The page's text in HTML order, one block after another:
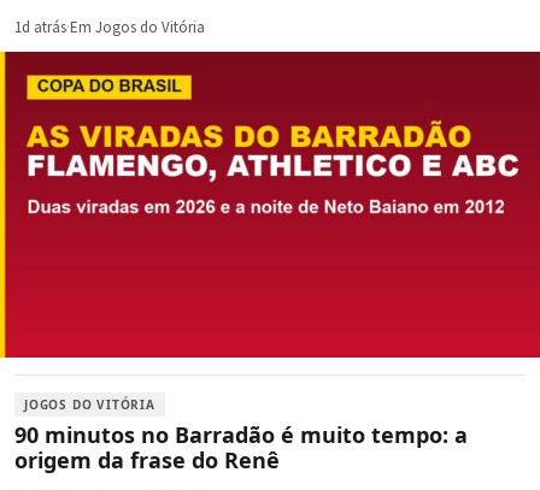
1d atrás·Em Jogos do Vitória
JOGOS DO VITÓRIA
90 minutos no Barradão é muito tempo: a
origem da frase do Renê